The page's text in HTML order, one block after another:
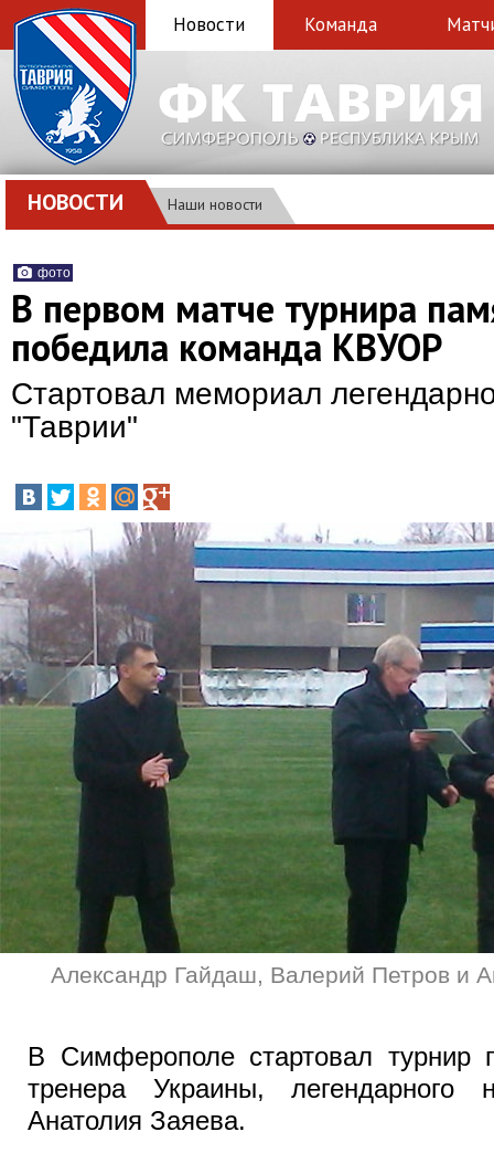
Новости Команда
НОВОСТИ Наши новости
фото
В первом матче турнира
победила команда КВУОР
Стартовал мемориал
"Таврии"
Александр Гайдаш, Валерий Петров и
В Симферополе стартовал турнир
тренера Украины, легендарного
Анатолия Заяева.